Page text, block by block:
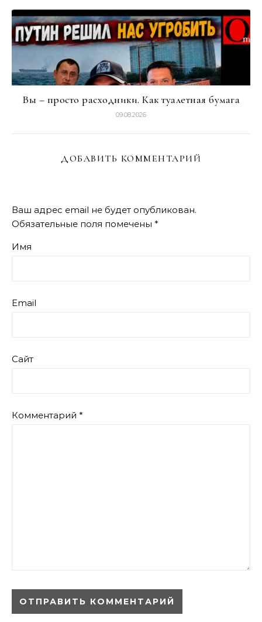
Вы – просто расходники. Как туалетная бумага
09.08.2026
ДОБАВИТЬ КОММЕНТАРИЙ
Ваш адрес email не будет опубликован.
Обязательные поля помечены *
Имя
Email
Сайт
Комментарий *